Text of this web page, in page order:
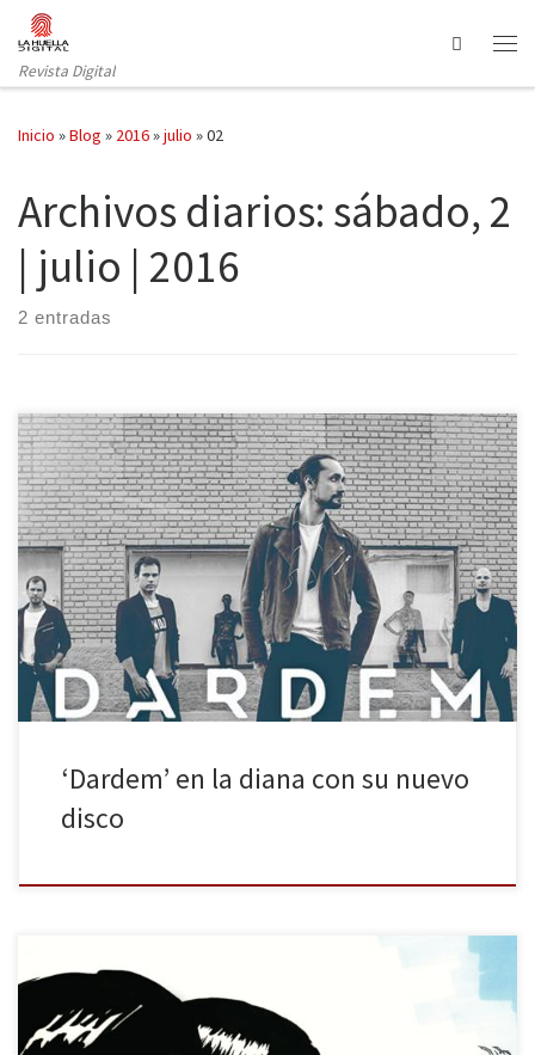
Saltar al contenido
Revista Digital
Search
Inicio »Blog » 2016»julio »02
Archivos diarios: sábado, 2
| julio | 2016
2 entradas
Once canciones son las que forman el último trabajo de Dardem
que no dejan indiferente a nadie. Empezando por el que fué su
primer single, Eclipse, que aprovecha espectacularmente la voz
de su cantante Pepe Rodríguez, recordando al Enrique Bunbury
más melancólico, y terminando con la psicodélica Últimas
estrellas en la que se […]
‘Dardem’ en la diana con su nuevo
disco
Quince años después de su disco debut Puzzle, trabajo que